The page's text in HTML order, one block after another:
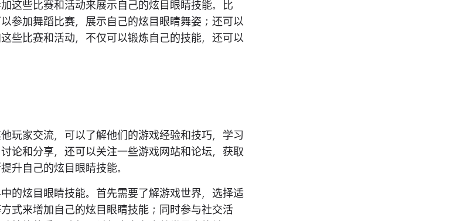
这些比赛和活动来展示自己的炫目眼睛技能。比
参加舞蹈比赛，展示自己的炫目眼睛舞姿；还可以
些比赛和活动，不仅可以锻炼自己的技能，还可以
玩家交流，可以了解他们的游戏经验和技巧，学习
论和分享，还可以关注一些游戏网站和论坛，获取
升自己的炫目眼睛技能。
的炫目眼睛技能。首先需要了解游戏世界，选择适
式来增加自己的炫目眼睛技能；同时参与社交活